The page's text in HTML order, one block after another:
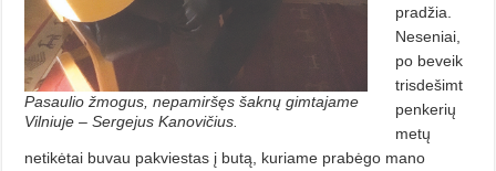
Pasaulio žmogus, nepamiršęs šaknų gimtajame
Vilniuje – Sergejus Kanovičius.
pra­džia.
Neseniai,
po beveik
trisdešimt
penkerių
metų
netikėtai buvau pa­kviestas į butą, kuriame prabėgo mano